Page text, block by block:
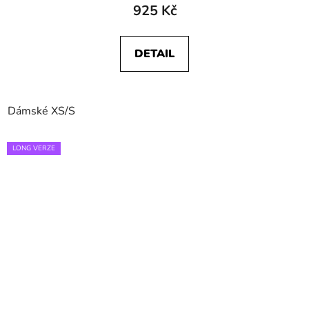
925 Kč
DETAIL
Dámské XS/S
LONG VERZE